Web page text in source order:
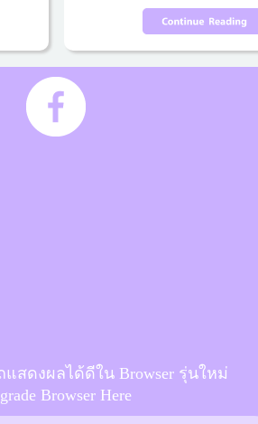
แสดงผลได้ดีใน Browser รุ่นใหม่
Browser Here